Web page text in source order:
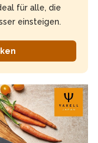
für alle, die
einsteigen.